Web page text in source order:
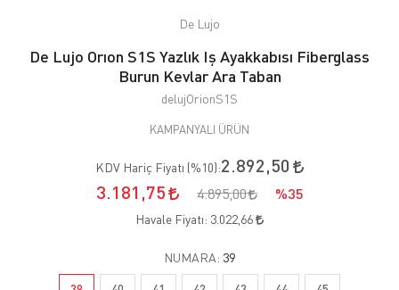
De Lujo
De Lujo Orıon S1S Yazlık Iş Ayakkabısı Fiberglass
Burun Kevlar Ara Taban
delujOrionS1S
KAMPANYALI ÜRÜN
KDV Hariç Fiyatı (%10):2.892,50
3.181,75
4.895,00 %35
Havale Fiyatı: 3.022,66
NUMARA: 39